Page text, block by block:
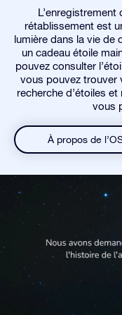
L’enregistrement
rétablissement est
lumière dans la vie de
un cadeau étoile
pouvez consulter
vous pouvez trouver
recherche d’étoiles
vous
À propos de